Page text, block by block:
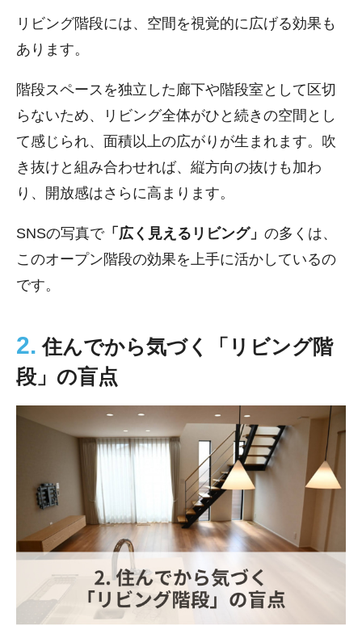
リビング階段には、空間を視覚的に広げる効果も
あります。
階段スペースを独立した廊下や階段室として区切
らないため、リビング全体がひと続きの空間とし
て感じられ、面積以上の広がりが生まれます。吹
き抜けと組み合わせれば、縦方向の抜けも加わ
り、開放感はさらに高まります。
SNSの写真で「広く見えるリビング」 の多くは、
このオープン階段の効果を上手に活かしているの
です。
2. 住んでから気づく「リビング階
段」の盲点